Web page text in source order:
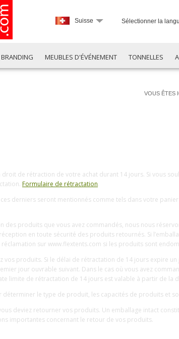
Sélectionner la
Suisse
MEUBLES D'ÉVÉNEMENT TONNELLES
VOUS ÊTES
de rétraction de votre achat durant 14 jours. Si vous
Formulaire de rétractation.
derniers seront mentionnés comme tels dans votre
des produits que vous avez commandés, nous nous
en toute sécurité des produits retournés. Si
sur www.flextents.com si les produits sont
produits. Si le délai de rétractation de 14 jours expire
jour ouvrable suivant. Dans le cas où vous avez
limite de rétractation de 14 jours est valable à partir de
le type de produit, les capacités de produits et
deviez retourner vos produits. Un emballage intact
importantes concernant le retour de vos produits.